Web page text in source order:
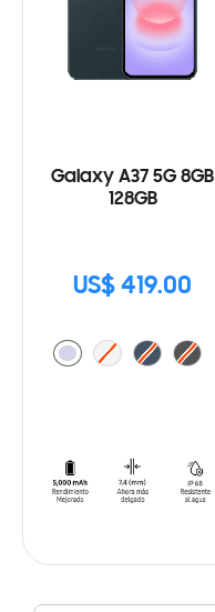
Galaxy A37 5G 8GB
128GB
US$ 419.00